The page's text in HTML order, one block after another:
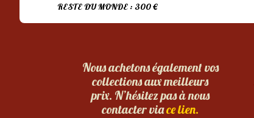
RESTE DU MONDE : 300 €
Nous achetons également vos
collections aux meilleurs
prix. N’hésitez pas à nous
contacter viace lien.